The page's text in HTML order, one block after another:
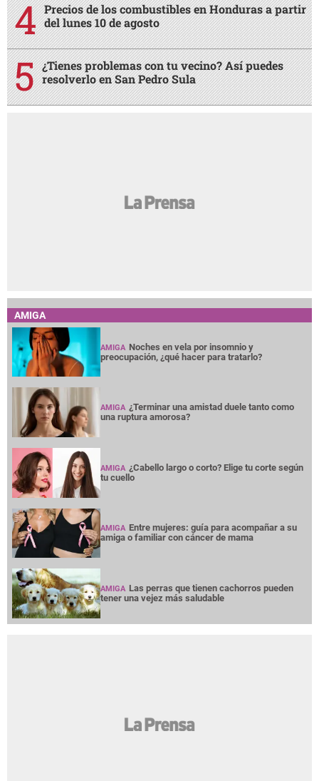
Precios de los combustibles en Honduras a partir
del lunes 10 de agosto
¿Tienes problemas con tu vecino? Así puedes
resolverlo en San Pedro Sula
AMIGA
AMIGA Noches en vela por insomnio y
preocupación, ¿qué hacer para tratarlo?
AMIGA ¿Terminar una amistad duele tanto como
una ruptura amorosa?
AMIGA ¿Cabello largo o corto? Elige tu corte según
tu cuello
AMIGA Entre mujeres: guía para acompañar a su
amiga o familiar con cáncer de mama
AMIGA Las perras que tienen cachorros pueden
tener una vejez más saludable